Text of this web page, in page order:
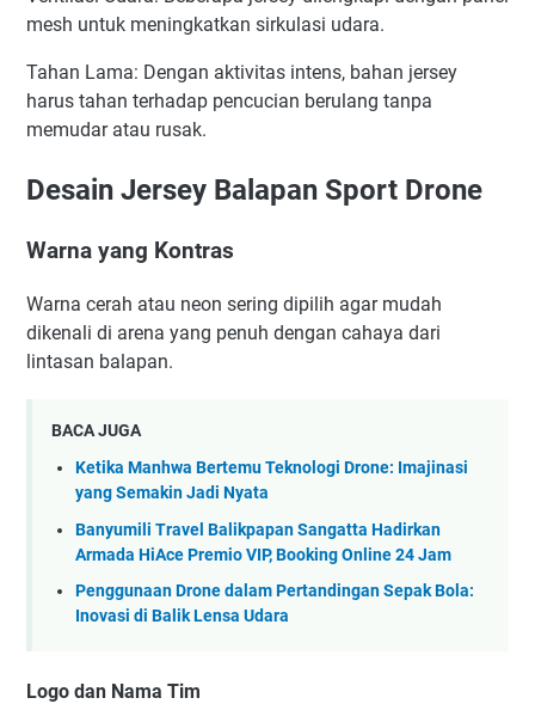
mesh untuk meningkatkan sirkulasi udara.
Tahan Lama: Dengan aktivitas intens, bahan jersey
harus tahan terhadap pencucian berulang tanpa
memudar atau rusak.
Desain Jersey Balapan Sport Drone
Warna yang Kontras
Warna cerah atau neon sering dipilih agar mudah
dikenali di arena yang penuh dengan cahaya dari
lintasan balapan.
BACA JUGA
Ketika Manhwa Bertemu Teknologi Drone: Imajinasi
yang Semakin Jadi Nyata
Banyumili Travel Balikpapan Sangatta Hadirkan
Armada HiAce Premio VIP, Booking Online 24 Jam
Penggunaan Drone dalam Pertandingan Sepak Bola:
Inovasi di Balik Lensa Udara
Logo dan Nama Tim